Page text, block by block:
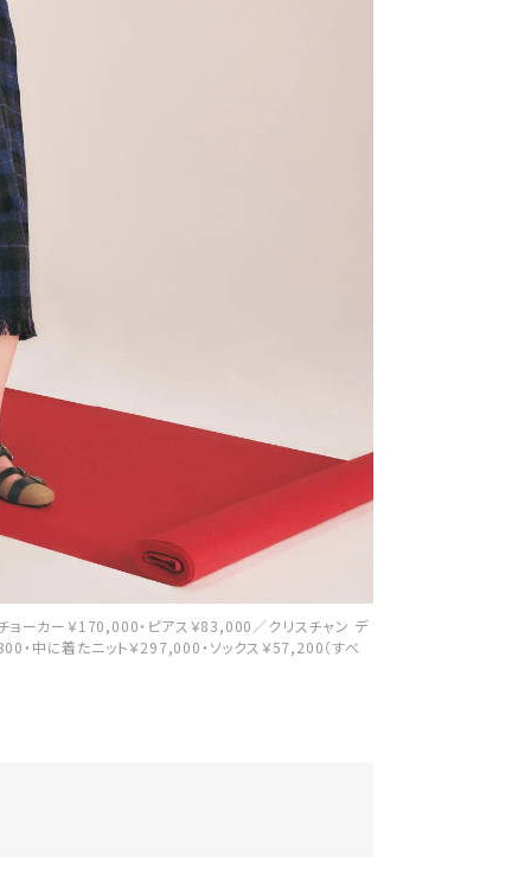
ョーカー￥170,000・ピアス￥83,000／クリスチャン デ
・中に着たニット￥297,000・ソックス￥57,200（すべ